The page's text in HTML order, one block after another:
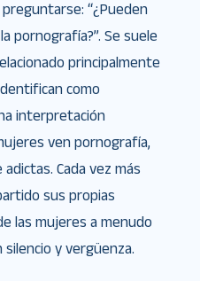
“¿Pueden
pornografía?”. Se suele
principalmente
como
interpretación
ven pornografía,
Cada vez más
sus propias
las mujeres a menudo
silencio y vergüenza.